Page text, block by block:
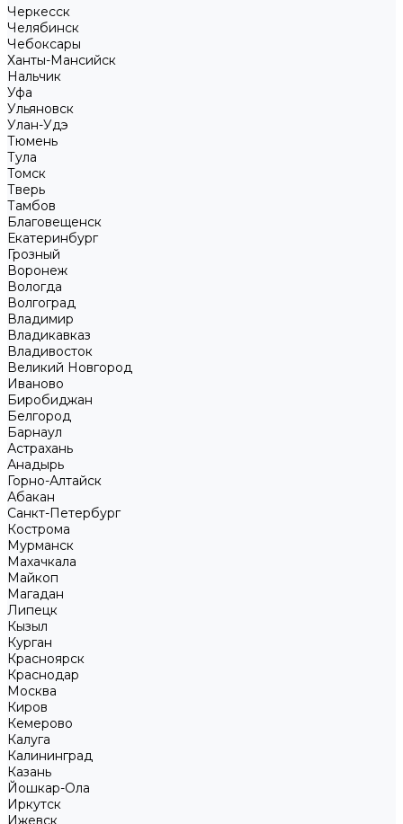
Черкесск
Челябинск
Чебоксары
Ханты-Мансийск
Нальчик
Уфа
Ульяновск
Улан-Удэ
Тюмень
Тула
Томск
Тверь
Тамбов
Благовещенск
Екатеринбург
Грозный
Воронеж
Вологда
Волгоград
Владимир
Владикавказ
Владивосток
Великий Новгород
Иваново
Биробиджан
Белгород
Барнаул
Астрахань
Анадырь
Горно-Алтайск
Абакан
Санкт-Петербург
Кострома
Мурманск
Махачкала
Майкоп
Магадан
Липецк
Кызыл
Курган
Красноярск
Краснодар
Москва
Киров
Кемерово
Калуга
Калининград
Казань
Йошкар-Ола
Иркутск
Ижевск